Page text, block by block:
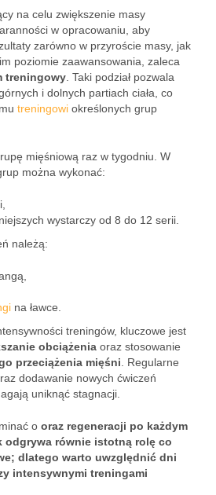
na celu zwiększenie masy
w opracowaniu, aby
zarówno w przyroście masy, jak
poziomie zaawansowania, zaleca
treningowy . Taki podział pozwala
i dolnych partiach ciała, co
treningowi określonych grup
mięśniową raz w tygodniu. W
można wykonać:
wystarczy od 8 do 12 serii.
należą:
na ławce.
treningów, kluczowe jest
obciążenia oraz stosowanie
przeciążenia mięśni . Regularne
dodawanie nowych ćwiczeń
uniknąć stagnacji.
o oraz regeneracji po każdym
odgrywa równie istotną rolę co
dlatego warto uwzględnić dni
intensywnymi treningami